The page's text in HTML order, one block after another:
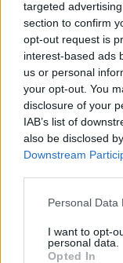
targeted
section to confirm
opt-out request is
interest-based ads
us or personal
your opt-out. You
disclosure of your
IAB’s list of
also be disclosed
Downstream
Personal Data
I want to opt-
personal data.
Opted In